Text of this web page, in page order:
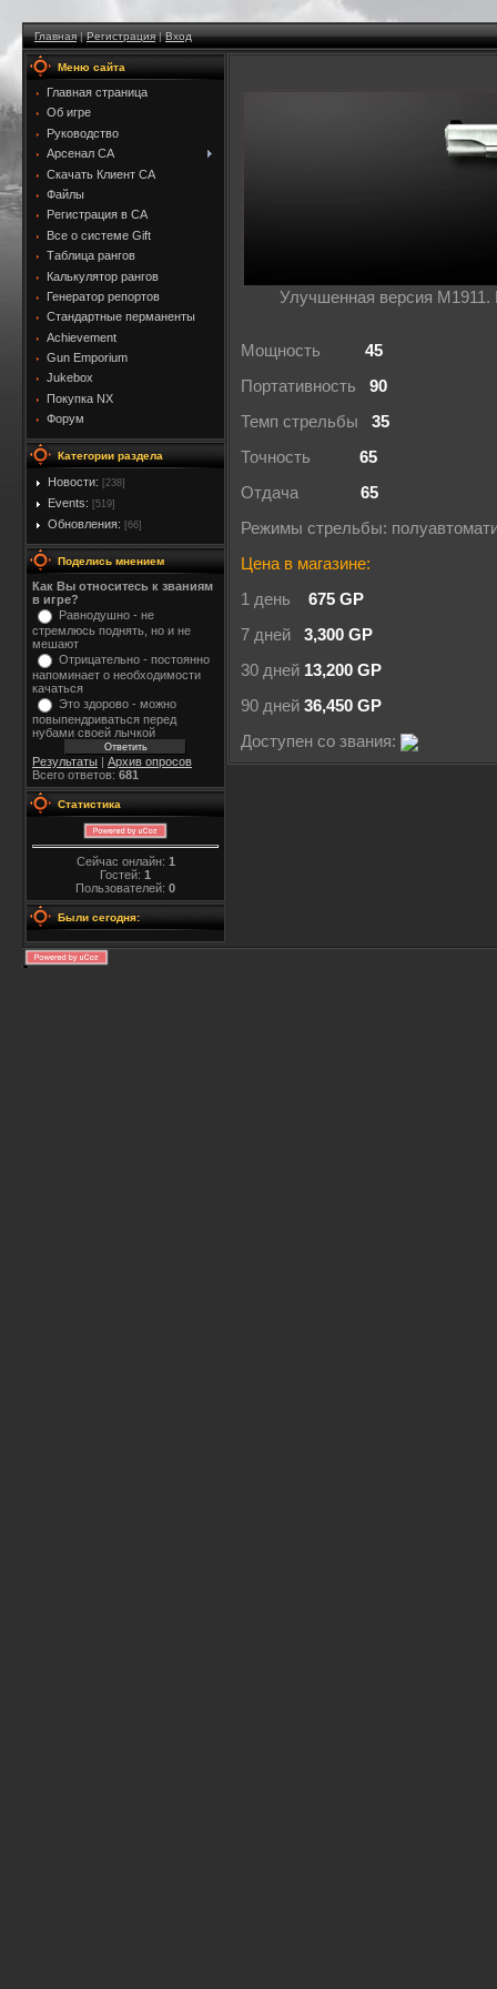
Главная|Регистрация|Вход
Меню сайта
Главная страница
Об игре
Руководство
Арсенал CA
Скачать Клиент CA
Файлы
Регистрация в CA
Все о системе Gift
Таблица рангов
Калькулятор рангов
Генератор репортов
Стандартные перманенты
Achievement
Gun Emporium
Jukebox
Покупка NX
Форум
Категории раздела
Новости: [238]
Events: [519]
Обновления: [66]
Поделись мнением
Как Вы относитесь к званиям
в игре?
Равнодушно - не
стремлюсь поднять, но и не
мешают
Отрицательно - постоянно
напоминает о необходимости
качаться
Это здорово - можно
повыпендриваться перед
нубами своей лычкой
Результаты | Архив опросов
Всего ответов: 681
Статистика
Сейчас онлайн: 1
Гостей: 1
Пользователей: 0
Были сегодня:
Улучшенная версия
Мощность 45
Портативность 90
Темп стрельбы 35
Точность 65
Отдача 65
Режимы стрельбы:
Цена в магазине:
1 день
675 GP
7 дней 3,300 GP
30 дней 13,200 GP
90 дней 36,450 GP
Доступен со звания: